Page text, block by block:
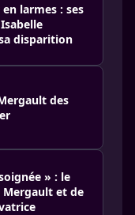
larmes : ses
disparition
des
» : le
Mergault et de